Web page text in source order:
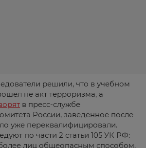
решили, что в учебном
не акт терроризма, а
в пресс-службе
России, заведенное после
уже переквалифицировали.
по части 2 статьи 105 УК РФ:
лиц общеопасным способом.